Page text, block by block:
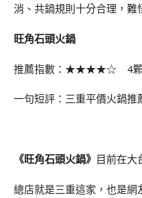
消、共鍋規則十分合理，難
旺角石頭火鍋
推薦指數：★★★★☆ 4顆
一句短評：三重平價火鍋
《旺角石頭火鍋》 目前在大
總店就是三重這家，也是